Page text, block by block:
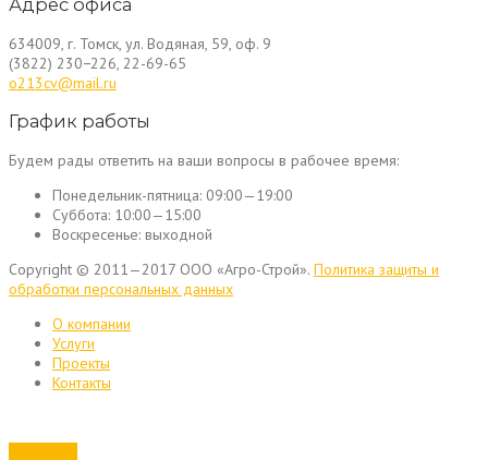
Адрес офиса
634009, г. Томск, ул. Водяная, 59, оф. 9
(3822) 230−226, 22-69-65
o213cv@mail.ru
График работы
Будем рады ответить на ваши вопросы в рабочее время:
Понедельник-пятница: 09:00—19:00
Суббота: 10:00—15:00
Воскресенье: выходной
Copyright © 2011—2017 ООО «Агро-Строй». Политика защиты и
обработки персональных данных
О компании
Услуги
Проекты
Контакты